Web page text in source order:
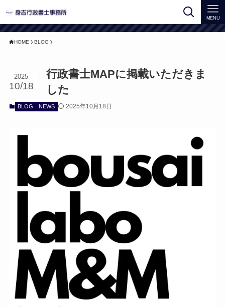
MENU
HOME BLOG
行政書士MAPに掲載いただきま
した
2025
10/18
BLOG NEWS 2025年10月18日